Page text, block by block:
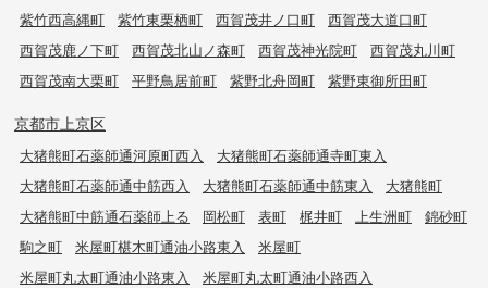
紫竹西高縄町
紫竹東栗栖町 西賀茂井ノ口町
西賀茂大道口町
西賀茂鹿ノ下町
西賀茂北山ノ森町 西賀茂神光院町
西賀茂丸川町
西賀茂南大栗町
平野鳥居前町 紫野北舟岡町 紫野東御所田町
京都市上京区
大猪熊町石薬師通河原町西入
大猪熊町石薬師通寺町東入
大猪熊町石薬師通中筋西入
大猪熊町石薬師通中筋東入
大猪熊町
大猪熊町中筋通石薬師上る
岡松町 表町 梶井町 上生洲町
錦砂町
駒之町
米屋町椹木町通油小路東入
米屋町
米屋町丸太町通油小路東入
米屋町丸太町通油小路西入